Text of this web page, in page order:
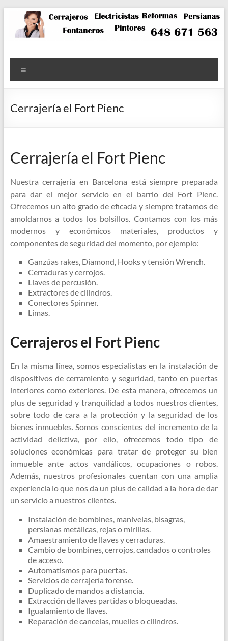
contenido
Cerrajería el Fort Pienc
Cerrajería el Fort Pienc
Nuestra cerrajería en Barcelona está siempre preparada
para dar el mejor servicio en el barrio del Fort Pienc.
Ofrecemos un alto grado de eficacia y siempre tratamos de
amoldarnos a todos los bolsillos. Contamos con los más
modernos y económicos materiales, productos y
componentes de seguridad del momento, por ejemplo:
Ganzúas rakes, Diamond, Hooks y tensión Wrench.
Cerraduras y cerrojos.
Llaves de percusión.
Extractores de cilindros.
Conectores Spinner.
Limas.
Cerrajeros el Fort Pienc
En la misma línea, somos especialistas en la instalación de
dispositivos de cerramiento y seguridad, tanto en puertas
interiores como exteriores. De esta manera, ofrecemos un
plus de seguridad y tranquilidad a todos nuestros clientes,
sobre todo de cara a la protección y la seguridad de los
bienes inmuebles. Somos conscientes del incremento de la
actividad delictiva, por ello, ofrecemos todo tipo de
soluciones económicas para tratar de proteger su bien
inmueble ante actos vandálicos, ocupaciones o robos.
Además, nuestros profesionales cuentan con una amplia
experiencia lo que nos da un plus de calidad a la hora de dar
un servicio a nuestros clientes.
Instalación de bombines, manivelas, bisagras,
persianas metálicas, rejas o mirillas.
Amaestramiento de llaves y cerraduras.
Cambio de bombines, cerrojos, candados o controles
de acceso.
Automatismos para puertas.
Servicios de cerrajería forense.
Duplicado de mandos a distancia.
Extracción de llaves partidas o bloqueadas.
Igualamiento de llaves.
Reparación de cancelas, muelles o cilindros.